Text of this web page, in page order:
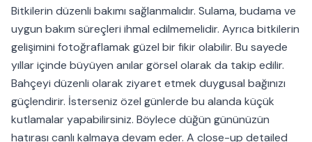
Bitkilerin düzenli bakımı sağlanmalıdır. Sulama, budama ve
uygun bakım süreçleri ihmal edilmemelidir. Ayrıca bitkilerin
gelişimini fotoğraflamak güzel bir fikir olabilir. Bu sayede
yıllar içinde büyüyen anılar görsel olarak da takip edilir.
Bahçeyi düzenli olarak ziyaret etmek duygusal bağınızı
güçlendirir. İsterseniz özel günlerde bu alanda küçük
kutlamalar yapabilirsiniz. Böylece düğün gününüzün
hatırası canlı kalmaya devam eder. A close-up detailed